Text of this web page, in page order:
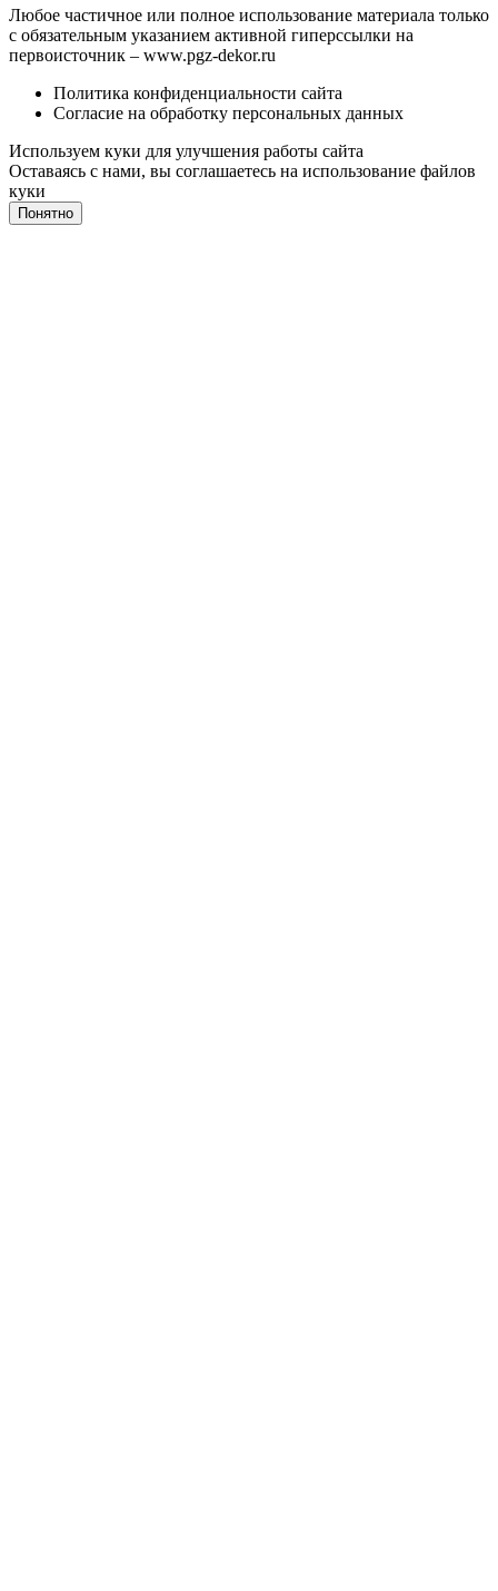
Любое частичное или полное использование материала только
с обязательным указанием активной гиперссылки на
первоисточник – www.pgz-dekor.ru
Политика конфиденциальности сайта
Согласие на обработку персональных данных
Используем куки для улучшения работы сайта
Оставаясь с нами, вы соглашаетесь на использование файлов
куки
Понятно